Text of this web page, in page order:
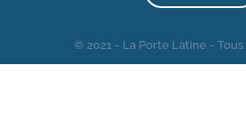
© 2021 - La Porte Latine -